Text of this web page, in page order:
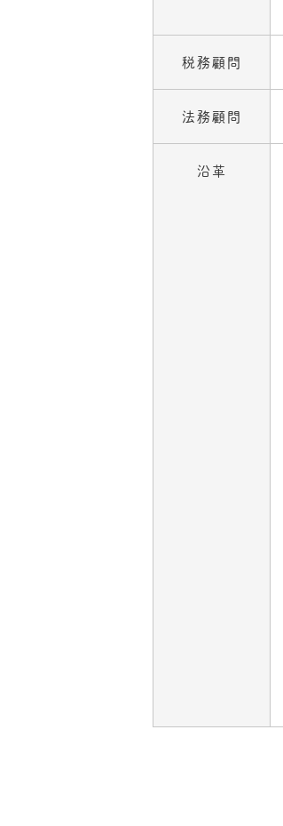
税務顧問
法務顧問
沿革